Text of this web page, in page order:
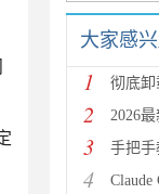
大家感
1 彻底卸
2 2026最新
3 手把手教你
4 Claude